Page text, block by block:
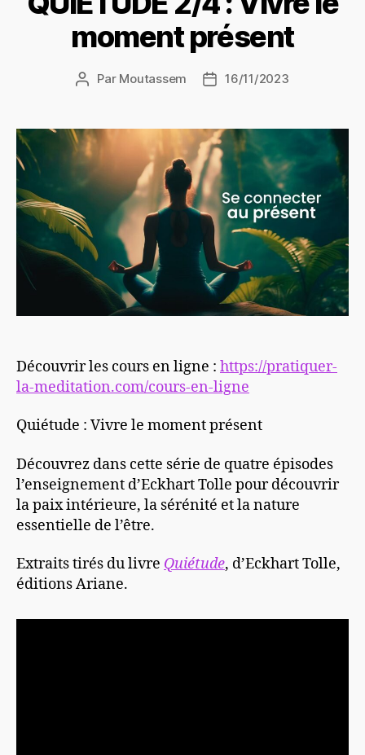
moment présent
Auteur
Par Moutassem
Date16/11/2023
Découvrir les cours en ligne : https://pratiquer-
la-meditation.com/cours-en-ligne
Quiétude : Vivre le moment présent
Découvrez dans cette série de quatre épisodes
l’enseignement d’Eckhart Tolle pour découvrir
la paix intérieure, la sérénité et la nature
essentielle de l’être.
Extraits tirés du livre Quiétude, d’Eckhart Tolle,
éditions Ariane.